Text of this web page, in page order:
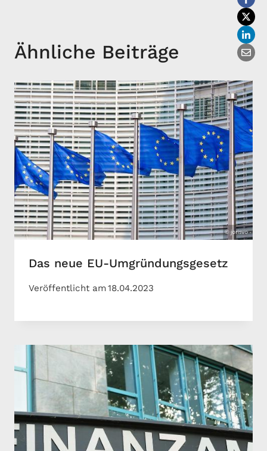
Ähnliche Beiträge
Das neue EU-Umgründungsgesetz
Veröffentlicht am18.04.2023